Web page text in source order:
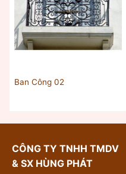
Ban Công 02
CÔNG TY TNHH TMDV
& SX HÙNG PHÁT